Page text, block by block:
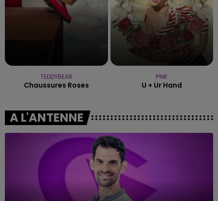
TEDDYBEAR
Chaussures Roses
P!NK
U + Ur Hand
A L'ANTENNE